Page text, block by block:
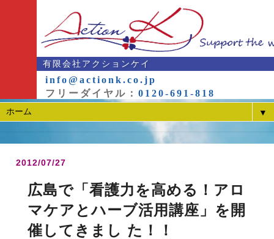
有限会社アクションケイ
info@actionk.co.jp
フリーダイヤル： 0120-691-818
▼
2012/07/27
広島で「看護力を高める！アロ
マケアとハーブ活用講座」を開
催してきまし た！！